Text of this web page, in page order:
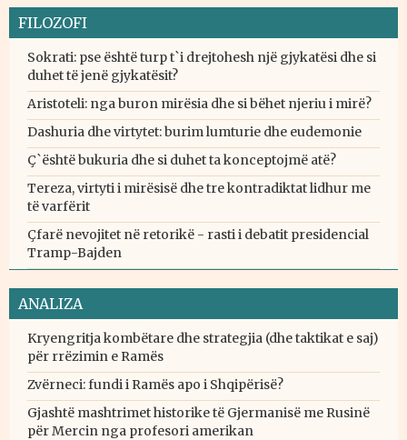
FILOZOFI
Sokrati: pse është turp t`i drejtohesh një gjykatësi dhe si
duhet të jenë gjykatësit?
Aristoteli: nga buron mirësia dhe si bëhet njeriu i mirë?
Dashuria dhe virtytet: burim lumturie dhe eudemonie
Ç`është bukuria dhe si duhet ta konceptojmë atë?
Tereza, virtyti i mirësisë dhe tre kontradiktat lidhur me
të varfërit
Çfarë nevojitet në retorikë - rasti i debatit presidencial
Tramp-Bajden
ANALIZA
Kryengritja kombëtare dhe strategjia (dhe taktikat e saj)
për rrëzimin e Ramës
Zvërneci: fundi i Ramës apo i Shqipërisë?
Gjashtë mashtrimet historike të Gjermanisë me Rusinë
për Mercin nga profesori amerikan